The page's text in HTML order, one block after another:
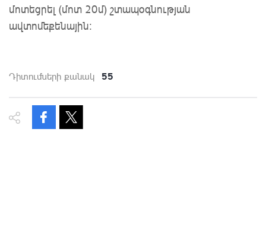
մոտեցրել (մոտ 20մ) շտապօգնության
ավտոմեքենային։
Դիտումների քանակ 55